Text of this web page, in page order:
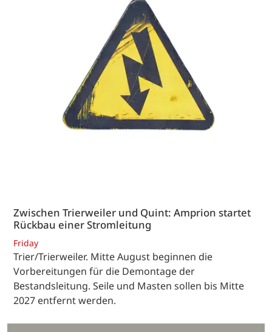
Zwischen Trierweiler und Quint: Amprion startet
Rückbau einer Stromleitung
Friday
Trier/Trierweiler. Mitte August beginnen die
Vorbereitungen für die Demontage der
Bestandsleitung. Seile und Masten sollen bis Mitte
2027 entfernt werden.